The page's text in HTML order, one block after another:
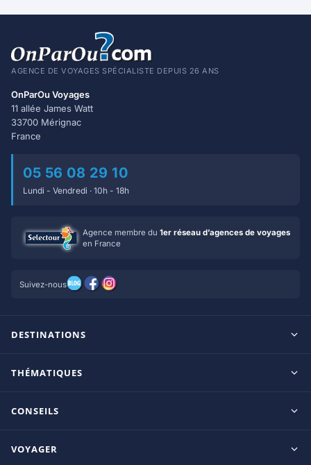
AGENCE DE VOYAGES SPÉCIALISTE DEPUIS 26 ANS
OnParOu Voyages
11 allée James Watt
33700 Mérignac
France
05 56 08 29 10
Lundi - Vendredi · 10h - 18h
Agence membre du 1er réseau d’agences de voyages
en France
Suivez-nous
DESTINATIONS
Ile Maurice
République Dominicaine
THÉMATIQUES
Adultes uniquement
CONSEILS
VOYAGER